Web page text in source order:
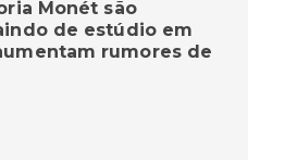
Monét são
de estúdio em
rumores de